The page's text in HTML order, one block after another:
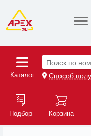
Каталог
Поиск по
Способ
Подбор Корзина